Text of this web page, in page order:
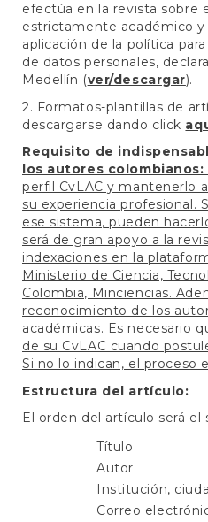
efectúa en la revista sobre
estrictamente académico
aplicación de la política
de datos personales,
Medellín (ver/descargar).
2. Formatos-plantillas de
descargarse dando click
Requisito de
los autores colombianos:
perfil CvLAC y mantenerlo
su experiencia profesional.
ese sistema, pueden
será de gran apoyo a la
indexaciones en la
Ministerio de Ciencia,
Colombia, Minciencias.
reconocimiento de los
académicas. Es necesario
de su CvLAC cuando
Si no lo indican, el proceso
Estructura del artículo:
El orden del artículo será el
Título
Autor
Institución,
Correo